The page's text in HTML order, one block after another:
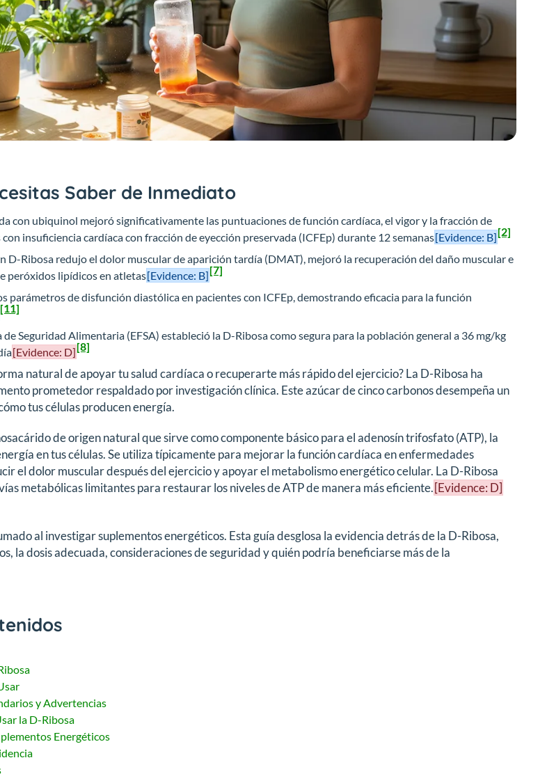
Saber de Inmediato
con ubiquinol mejoró significativamente las puntuaciones de función cardíaca, el vigor y la fracción de
insuficiencia cardíaca con fracción de eyección preservada (ICFEp) durante 12 semanas[Evidence: B][2]
D-Ribosa redujo el dolor muscular de aparición tardía (DMAT), mejoró la recuperación del daño muscular e
peróxidos lipídicos en atletas[Evidence: B][7]
parámetros de disfunción diastólica en pacientes con ICFEp, demostrando eficacia para la función
[11]
Seguridad Alimentaria (EFSA) estableció la D-Ribosa como segura para la población general a 36 mg/kg
[Evidence: D][8]
natural de apoyar tu salud cardíaca o recuperarte más rápido del ejercicio? La D-Ribosa ha
prometedor respaldado por investigación clínica. Este azúcar de cinco carbonos desempeña un
tus células producen energía.
de origen natural que sirve como componente básico para el adenosín trifosfato (ATP), la
en tus células. Se utiliza típicamente para mejorar la función cardíaca en enfermedades
el dolor muscular después del ejercicio y apoyar el metabolismo energético celular. La D-Ribosa
metabólicas limitantes para restaurar los niveles de ATP de manera más eficiente.[Evidence: D]
al investigar suplementos energéticos. Esta guía desglosa la evidencia detrás de la D-Ribosa,
la dosis adecuada, consideraciones de seguridad y quién podría beneficiarse más de la
y Advertencias
la D-Ribosa
Energéticos